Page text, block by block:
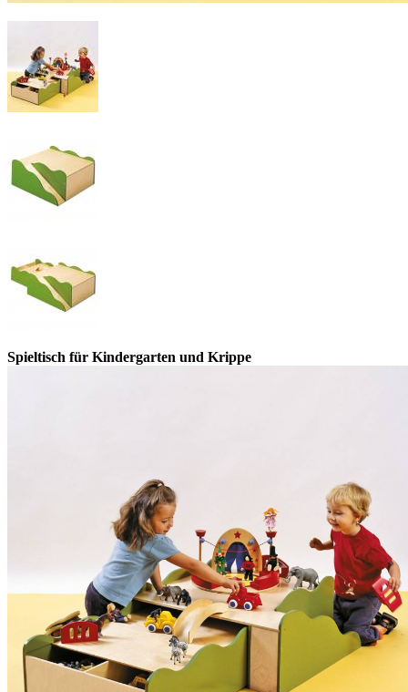
Spieltisch für Kindergarten und Krippe